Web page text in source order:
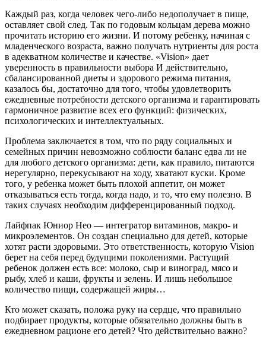
Каждый раз, когда человек чего-либо недополучает в пище,
оставляет свой след. Так по годовым кольцам дерева можно
прочитать историю его жизни. И потому ребенку, начиная с
младенческого возраста, важно получать нутриенты для роста
в адекватном количестве и качестве. «Vision» дает
уверенность в правильности выбора И действительно,
сбалансированной диеты и здорового режима питания,
казалось бы, достаточно для того, чтобы удовлетворить
ежедневные потребности детского организма и гарантировать
гармоничное развитие всех его функций: физических,
психологических и интеллектуальных.
Проблема заключается в том, что по ряду социальных и
семейных причин невозможно соблюсти баланс едва ли не
для любого детского организма: дети, как правило, питаются
нерегулярно, перекусывают на ходу, хватают куски. Кроме
того, у ребенка может быть плохой аппетит, он может
отказываться есть тогда, когда надо, и то, что ему полезно. В
таких случаях необходим дифференцированный подход.
Лайфпак Юниор Нео — интегратор витаминов, макро- и
микроэлементов. Он создан специально для детей, которые
хотят расти здоровыми. Это ответственность, которую Vision
берет на себя перед будущими поколениями. Растущий
ребенок должен есть все: молоко, сыр и виноград, мясо и
рыбу, хлеб и каши, фрукты и зелень. И лишь небольшое
количество пищи, содержащей жиры…
Кто может сказать, положа руку на сердце, что правильно
подбирает продукты, которые обязательно должны быть в
ежедневном рационе его детей? Что действительно важно?